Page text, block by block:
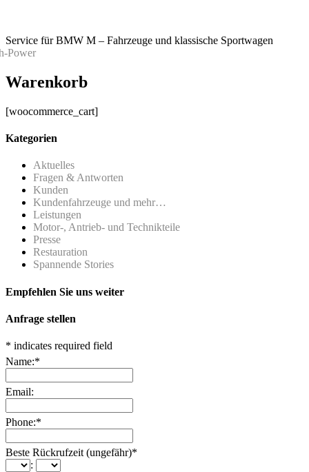
Service für BMW M – Fahrzeuge und klassische Sportwagen
Warenkorb
[woocommerce_cart]
Kategorien
Aktuelles
Fragen & Antworten
Kunden
Kundenfahrzeuge und mehr…
Leistungen
Motor-, Antrieb- und Technikteile
Presse
Restauration
Spannende Stories
Empfehlen Sie uns weiter
Anfrage stellen
* indicates required field
Name:*
Email:
Phone:*
Beste Rückrufzeit (ungefähr)*
: